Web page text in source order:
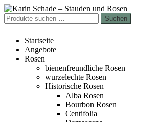
Zur
Navigation
springen
Zum
Inhalt
springen
Suchen
nach:
Suchen
Startseite
Angebote
Rosen
bienenfreundliche Rosen
wurzelechte Rosen
Historische Rosen
Alba Rosen
Bourbon Rosen
Centifolia